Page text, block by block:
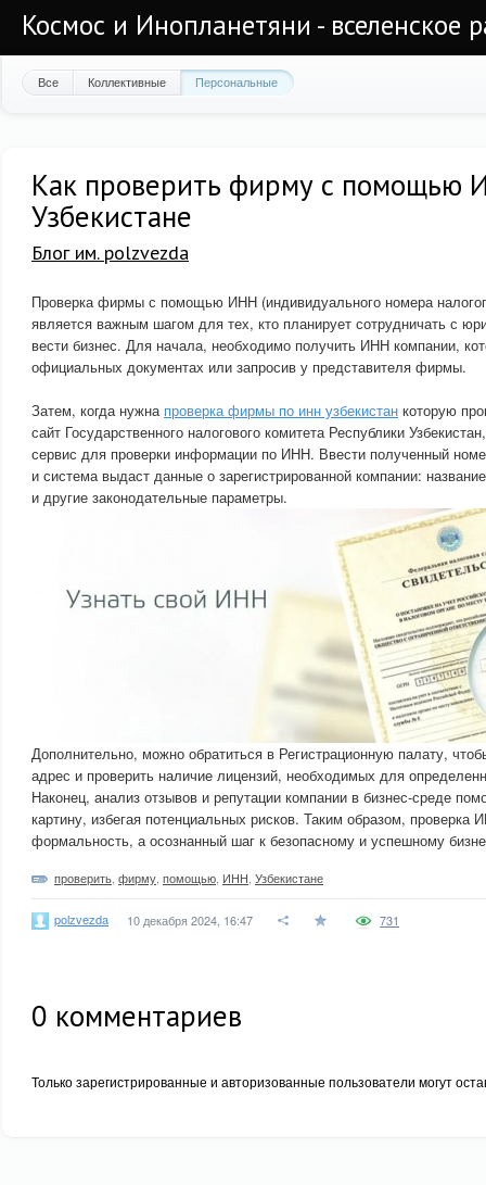
Космос и Инопланетяни - вселенское
Все Коллективные Персональные
Как проверить фирму с помощью
Узбекистане
Блог им. polzvezda
Проверка фирмы с помощью ИНН (индивидуального номера
является важным шагом для тех, кто планирует сотрудничать с
вести бизнес. Для начала, необходимо получить ИНН компании,
официальных документах или запросив у представителя фирмы.
Затем, когда нужна проверка фирмы по инн узбекистан которую
сайт Государственного налогового комитета Республики
сервис для проверки информации по ИНН. Ввести полученный
и система выдаст данные о зарегистрированной компании:
и другие законодательные параметры.
Дополнительно, можно обратиться в Регистрационную палату,
адрес и проверить наличие лицензий, необходимых для
Наконец, анализ отзывов и репутации компании в бизнес-среде
картину, избегая потенциальных рисков. Таким образом,
формальность, а осознанный шаг к безопасному и успешному
проверить фирму помощью ИНН Узбекистане
polzvezda 10 декабря 2024, 16:47 731
0 комментариев
Только зарегистрированные и авторизованные пользователи могут